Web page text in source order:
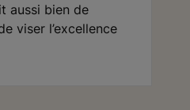
aussi bien de
viser l’excellence